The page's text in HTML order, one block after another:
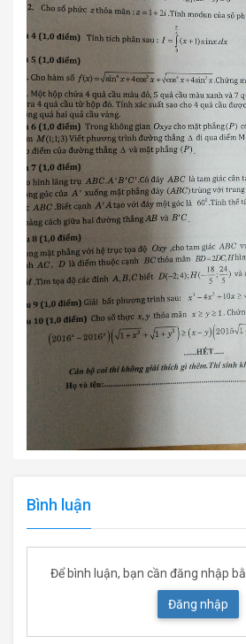
Bình luận
Để bình luận, bạn cần đăng nhập
Đăng nhập